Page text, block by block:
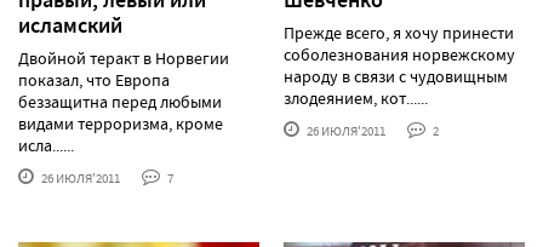
исламский
Двойной теракт в Норвегии
показал, что Европа
беззащитна перед любыми
видами терроризма, кроме
исла......
26 ИЮЛЯ'2011 7
Прежде всего, я хочу принести
соболезнования норвежскому
народу в связи с чудовищным
злодеянием, кот......
26 ИЮЛЯ'2011 2